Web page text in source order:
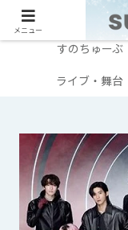
メンバー別
すのちゅーぶ
ライブ・舞台
メニュー